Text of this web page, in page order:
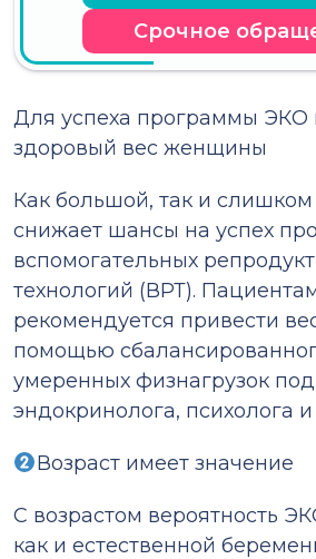
Срочное
Для успеха программы ЭКО
здоровый вес женщины
Как большой, так и
снижает шансы на успех
вспомогательных
технологий (ВРТ).
рекомендуется привести
помощью
умеренных физнагрузок
эндокринолога, психолога и
Возраст имеет значение
С возрастом вероятность
как и естественной